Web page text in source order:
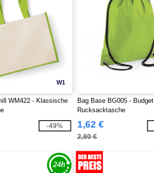
W1
WM422 - Klassische
-49%
Bag Base BG005 - Budget
Rucksacktasche
1,62 €
2,80 €